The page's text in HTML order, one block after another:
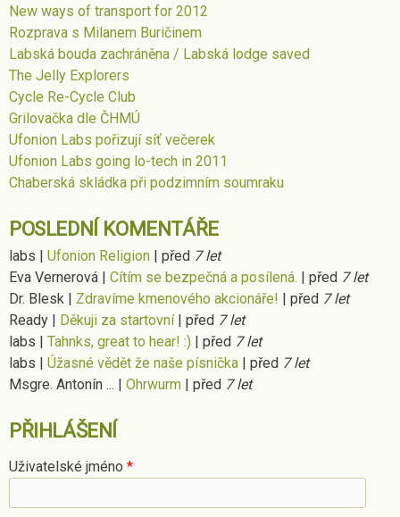
New ways of transport for 2012
Rozprava s Milanem Buričinem
Labská bouda zachráněna / Labská lodge saved
The Jelly Explorers
Cycle Re-Cycle Club
Grilovačka dle ČHMÚ
Ufonion Labs pořizují síť večerek
Ufonion Labs going lo-tech in 2011
Chaberská skládka při podzimním soumraku
POSLEDNÍ KOMENTÁŘE
labs | Ufonion Religion | před 7 let
Eva Vernerová | Cítím se bezpečná a posílená. | před 7 let
Dr. Blesk | Zdravíme kmenového akcionáře! | před 7 let
Ready | Děkuji za startovní | před 7 let
labs | Tahnks, great to hear! :) | před 7 let
labs | Úžasné vědět že naše písnička | před 7 let
Msgre. Antonín ... | Ohrwurm | před 7 let
PŘIHLÁŠENÍ
Uživatelské jméno *